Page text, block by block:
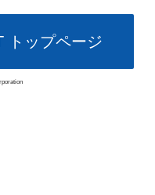
トップページ